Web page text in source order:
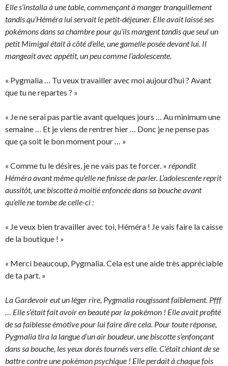
Elle s’installa à une table, commençant à manger tranquillement
tandis qu’Héméra lui servait le petit-déjeuner. Elle avait laissé ses
pokémons dans sa chambre pour qu’ils mangent tandis que seul un
petit Mimigal était à côté d’elle, une gamelle posée devant lui. Il
mangeait avec appétit, un peu comme l’adolescente.
« Pygmalia … Tu veux travailler avec moi aujourd’hui ? Avant
que tu ne repartes ? »
« Je ne serai pas partie avant quelques jours … Au minimum une
semaine … Et je viens de rentrer hier … Donc je ne pense pas
que ça soit le bon moment pour … »
« Comme tu le désires, je ne vais pas te forcer. » répondit
Héméra avant même qu’elle ne finisse de parler. L’adolescente reprit
aussitôt, une biscotte à moitié enfoncée dans sa bouche avant
qu’elle ne tombe de celle-ci :
« Je veux bien travailler avec toi, Héméra ! Je vais faire la caisse
de la boutique ! »
« Merci beaucoup, Pygmalia. Cela est une aide très appréciable
de ta part. »
La Gardevoir eut un léger rire, Pygmalia rougissant faiblement. Pfff
… Elle s’était fait avoir en beauté par la pokémon ! Elle avait profité
de sa faiblesse émotive pour lui faire dire cela. Pour toute réponse,
Pygmalia tira la langue d’un air boudeur, une biscotte s’enfonçant
dans sa bouche, les yeux dorés tournés vers elle. C’était chiant de se
battre contre une pokémon psychique ! Elle perdait à chaque fois